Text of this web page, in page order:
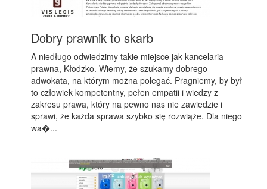
Dobry prawnik to skarb
A niedługo odwiedzimy takie miejsce jak kancelaria
prawna, Kłodzko. Wiemy, że szukamy dobrego
adwokata, na którym można polegać. Pragniemy, by był
to człowiek kompetentny, pełen empatii i wiedzy z
zakresu prawa, który na pewno nas nie zawiedzie i
sprawi, że każda sprawa szybko się rozwiąże. Dla niego
wa�...